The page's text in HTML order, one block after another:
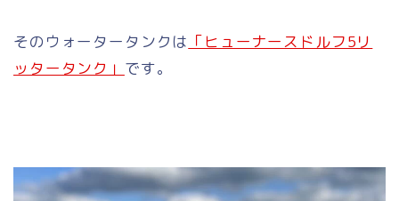
そのウォータータンクは 「ヒューナースドルフ5リ
ッタータンク」 です。